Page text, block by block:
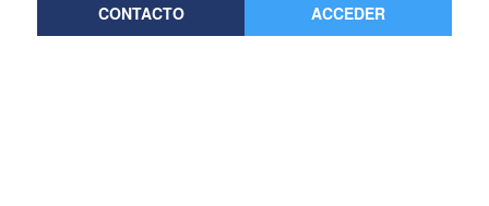
CONTACTO ACCEDER